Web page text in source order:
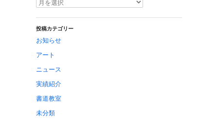
投稿カテゴリー
お知らせ
アート
ニュース
実績紹介
書道教室
未分類